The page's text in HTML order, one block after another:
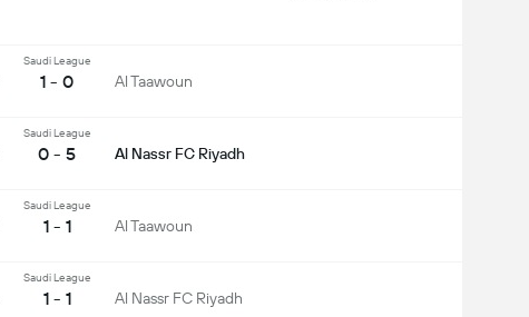
Saudi League
1 - 0 Al Taawoun
Saudi League
0 - 5 Al Nassr FC Riyadh
Saudi League
1 - 1 Al Taawoun
Saudi League
1 - 1 Al Nassr FC Riyadh